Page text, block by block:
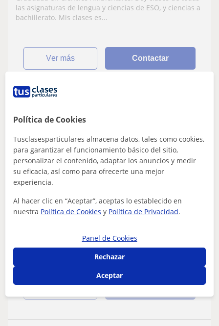
las asignaturas de lengua y ciencias de ESO, y ciencias a
bachillerato. Mis clases es...
ver más Contactar
18
Sant Sadurní D'anoia, Sant Ll...
Matemáticas: Matemáticas básicas
Doy clases de matemáticas básicas online
a alumnos de la ESO y primero de
necesiten. Experiencia: Doy clases durante la semana a 4
personas las cuales estan curs...
Política de Cookies
Tusclasesparticulares almacena datos, tales como cookies,
para garantizar el funcionamiento básico del sitio,
personalizar el contenido, adaptar los anuncios y medir
su eficacia, así como para ofrecerte una mejor
experiencia.
Al hacer clic en “Aceptar”, aceptas lo establecido en
nuestra Política de Cookies y Política de Privacidad.
Panel de Cookies
Rechazar
Aceptar